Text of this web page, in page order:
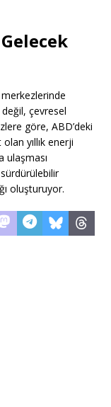
çevresel
göre, ABD’deki
yıllık enerji
ulaşması
oluşturuyor.